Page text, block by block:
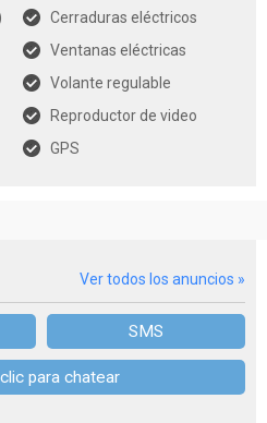
Cerraduras eléctricos
Ventanas eléctricas
Volante regulable
Reproductor de video
GPS
Ver todos los anuncios »
SMS
para chatear